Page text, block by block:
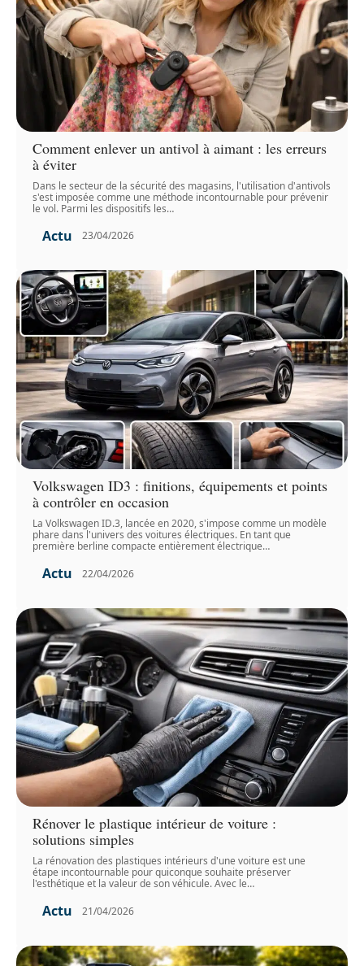
Comment enlever un antivol à aimant : les erreurs
à éviter
Dans le secteur de la sécurité des magasins, l'utilisation d'antivols
s'est imposée comme une méthode incontournable pour prévenir
le vol. Parmi les dispositifs les…
Actu 23/04/2026
Volkswagen ID3 : finitions, équipements et points
à contrôler en occasion
La Volkswagen ID.3, lancée en 2020, s'impose comme un modèle
phare dans l'univers des voitures électriques. En tant que
première berline compacte entièrement électrique…
Actu 22/04/2026
Rénover le plastique intérieur de voiture :
solutions simples
La rénovation des plastiques intérieurs d'une voiture est une
étape incontournable pour quiconque souhaite préserver
l'esthétique et la valeur de son véhicule. Avec le…
Actu 21/04/2026